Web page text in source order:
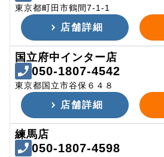
東京都町田市鶴間7-1-1
店舗詳細
国立府中インター店
050-1807-4542
東京都国立市谷保６４８
店舗詳細
練馬店
050-1807-4598